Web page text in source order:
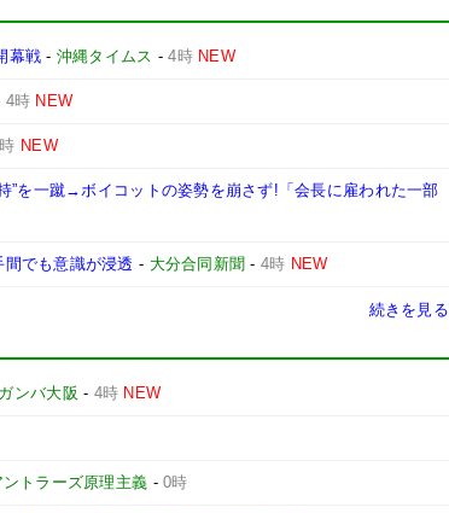
幕戦- 沖縄タイムス -4時 NEW
4時 NEW
NEW
”を一蹴→ボイコットの姿勢を崩さず!「会長に雇われた一部
でも意識が浸透 - 大分合同新聞 - 4時 NEW
続きを見る
ンバ大阪 - 4時 NEW
ントラーズ原理主義 -0時